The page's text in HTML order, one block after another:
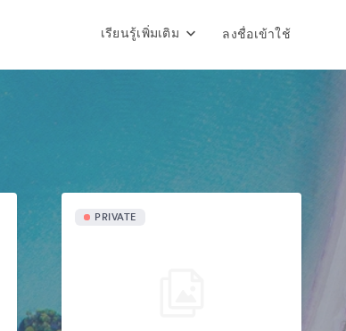
เรียนรู้เพิ่มเติม ลงชื่อเข้าใช้
PRIVATE